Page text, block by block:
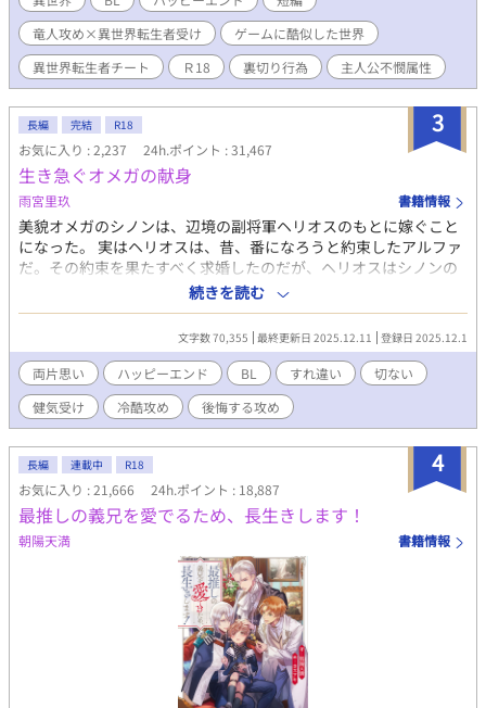
ようと思い旅をしながら向かうことになり…。 ※男女ともいて、
いろんな種族が住む世界。異種族でも同性でも婚姻OKで種族特性
や魔法や魔法薬を使っての妊娠可。作中に出産の描写はありませ
ん。 ハッピーエンド。一応Ｒ18です。 Ｒ18回には「＊」印あ
けたら投稿します。不定期更新。短いつもりで書いてます。 ※す
みません。６万字越えても終わらなさそうなので『長編』に切り
替えます。
竜人攻め×異世界転生者受け
ゲームに酷似した世界
異世界転生者チート
Ｒ18 裏切り行為 主人公不憫属性
3
長編 完結 R18
お気に入り : 2,237 24h.ポイント : 31,467
生き急ぐオメガの献身
雨宮里玖 書籍情報
美貌オメガのシノンは、辺境の副将軍ヘリオスのもとに嫁ぐこと
になった。 実はヘリオスは、昔、番になろうと約束したアルファ
だ。その約束を果たすべく求婚したのだが、ヘリオスはシノンの
ことなどまったく相手にしてくれない。 こうなることは最初から
わかっていた。 それでもあなたのそばにいさせてほしい。どうせ
すぐにいなくなる。それまでの間、一緒にいられたら充分だ
——。 健気オメガの切ない献身愛ストーリー！
続きを読む
文字数 70,355 最終更新日 2025.12.11 登録日 2025.12.1
両片思い ハッピーエンド BL すれ違い
切ない
健気受け
冷酷攻め 後悔する攻め
4
長編 連載中 R18
お気に入り : 21,666 24h.ポイント : 18,887
最推しの義兄を愛でるため、長生きします！
朝陽天満 書籍情報